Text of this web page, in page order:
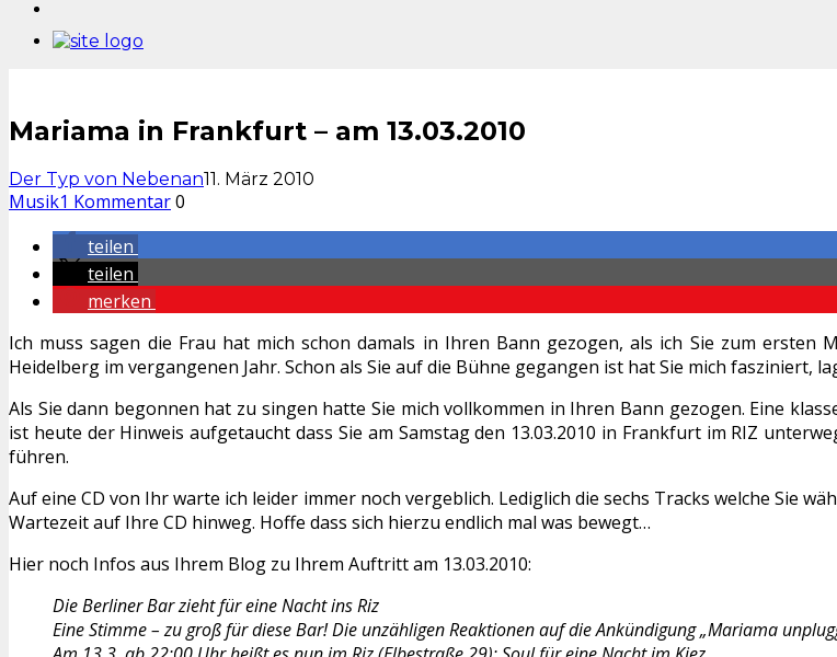
Mariama in Frankfurt – am 13.03.2010
Der Typ von Nebenan11. März 2010
Musik1 Kommentar0
teilen
teilen
merken
Ich muss sagen die Frau hat mich schon damals in Ihren Bann gezogen, als ich Sie zum
Heidelberg im vergangenen Jahr. Schon als Sie auf die Bühne gegangen ist hat Sie mich fasziniert,
Als Sie dann begonnen hat zu singen hatte Sie mich vollkommen in Ihren Bann gezogen. Eine
ist heute der Hinweis aufgetaucht dass Sie am Samstag den 13.03.2010 in Frankfurt im RIZ
führen.
Auf eine CD von Ihr warte ich leider immer noch vergeblich. Lediglich die sechs Tracks welche Sie
Wartezeit auf Ihre CD hinweg. Hoffe dass sich hierzu endlich mal was bewegt…
Hier noch Infos aus Ihrem Blog zu Ihrem Auftritt am 13.03.2010:
Die Berliner Bar zieht für eine Nacht ins Riz
Eine Stimme – zu groß für diese Bar! Die unzähligen Reaktionen auf die Ankündigung „Mariama